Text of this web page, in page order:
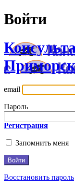
Войти
email
Пароль
Регистрация
Запомнить меня
Восстановить пароль